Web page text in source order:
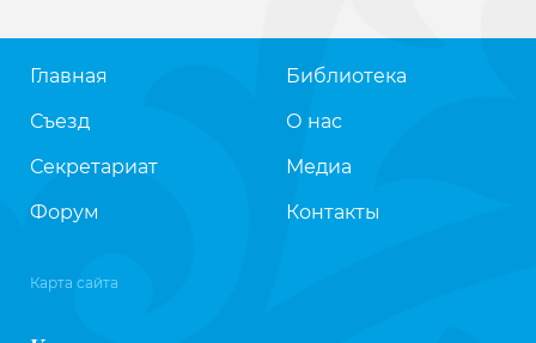
Главная
Съезд
Секретариат
Форум
Библиотека
О нас
Медиа
Контакты
Карта сайта